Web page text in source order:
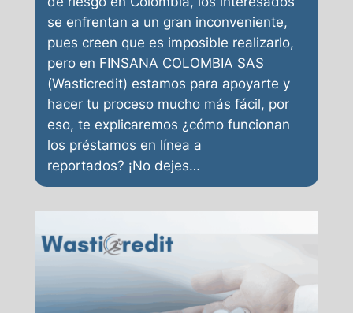
se enfrentan a un gran inconveniente,
pues creen que es imposible realizarlo,
pero en FINSANA COLOMBIA SAS
(Wasticredit) estamos para apoyarte y
hacer tu proceso mucho más fácil, por
eso, te explicaremos ¿cómo funcionan
los préstamos en línea a
reportados? ¡No dejes…